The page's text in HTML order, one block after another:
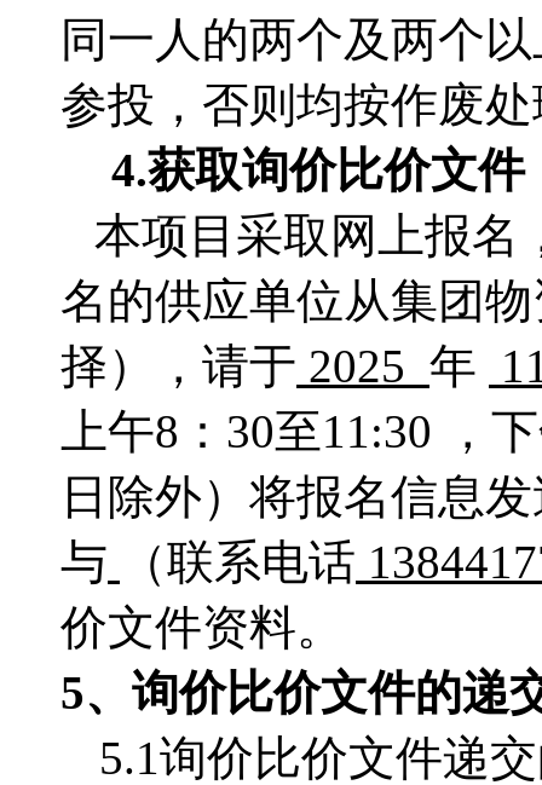
同一人的两个及两个
参投，否则均按作废
4.获取询价比价文件
本项目采取网上报名
名的供应单位从集团
择），请于 2025 年
上午8： 30至11:30 ，
日除外）将报名信息
与
（联系电话
价文件资料。
5、 询价比价文件的递
5.1询价比价文件递